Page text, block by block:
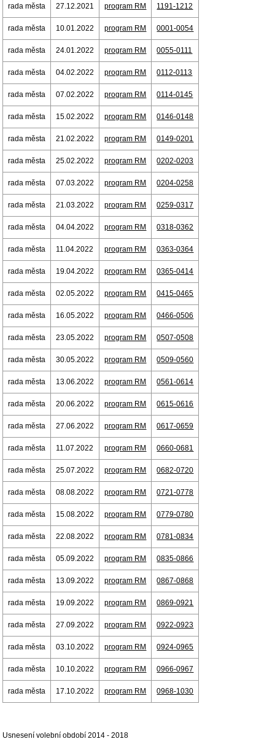
rada města 27.12.2021 program RM 1191-1212
rada města 10.01.2022 program RM 0001-0054
rada města 24.01.2022 program RM 0055-0111
rada města 04.02.2022 program RM 0112-0113
rada města 07.02.2022 program RM 0114-0145
rada města 15.02.2022 program RM 0146-0148
rada města 21.02.2022 program RM 0149-0201
rada města 25.02.2022 program RM 0202-0203
rada města 07.03.2022 program RM 0204-0258
rada města 21.03.2022 program RM 0259-0317
rada města 04.04.2022 program RM 0318-0362
rada města 11.04.2022 program RM 0363-0364
rada města 19.04.2022 program RM 0365-0414
rada města 02.05.2022 program RM 0415-0465
rada města 16.05.2022 program RM 0466-0506
rada města 23.05.2022 program RM 0507-0508
rada města 30.05.2022 program RM 0509-0560
rada města 13.06.2022 program RM 0561-0614
rada města 20.06.2022 program RM 0615-0616
rada města 27.06.2022 program RM 0617-0659
rada města 11.07.2022 program RM 0660-0681
rada města 25.07.2022 program RM 0682-0720
rada města 08.08.2022 program RM 0721-0778
rada města 15.08.2022 program RM 0779-0780
rada města 22.08.2022 program RM 0781-0834
rada města 05.09.2022 program RM 0835-0866
rada města 13.09.2022 program RM 0867-0868
rada města 19.09.2022 program RM 0869-0921
rada města 27.09.2022 program RM 0922-0923
rada města 03.10.2022 program RM 0924-0965
rada města 10.10.2022 program RM 0966-0967
rada města 17.10.2022 program RM 0968-1030
Usnesení volební období 2014 - 2018